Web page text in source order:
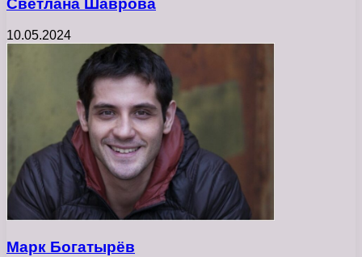
Светлана Шаврова
10.05.2024
Марк Богатырёв